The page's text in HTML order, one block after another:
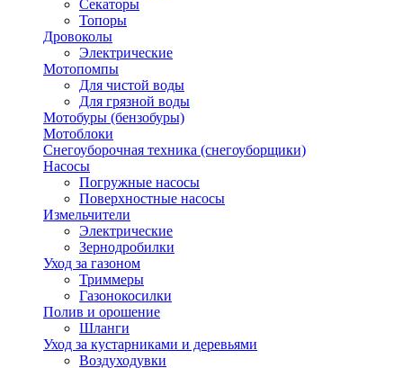
Секаторы
Топоры
Дровоколы
Электрические
Мотопомпы
Для чистой воды
Для грязной воды
Мотобуры (бензобуры)
Мотоблоки
Снегоуборочная техника (снегоуборщики)
Насосы
Погружные насосы
Поверхностные насосы
Измельчители
Электрические
Зернодробилки
Уход за газоном
Триммеры
Газонокосилки
Полив и орошение
Шланги
Уход за кустарниками и деревьями
Воздуходувки